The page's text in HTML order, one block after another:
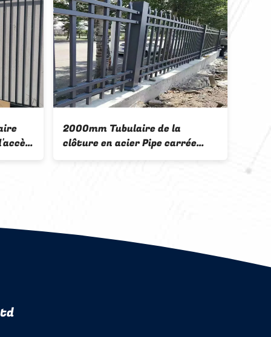
60X60mm Métal tubulaire
clôture en aluminium acier
ornemental top boucle